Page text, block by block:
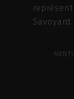
Savoyard.